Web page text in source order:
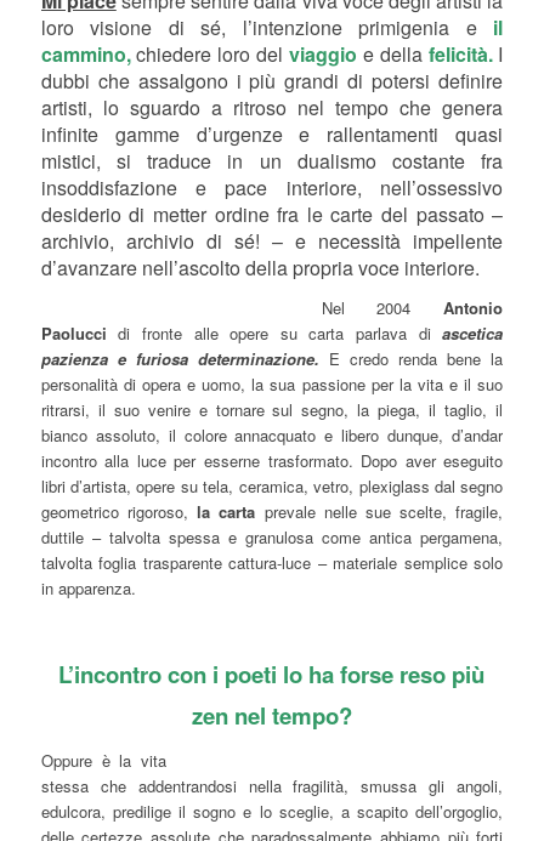
loro visione di sé, l’intenzione primigenia e il
cammino,chiedere loro del viaggio e della felicità. I
dubbi che assalgono i più grandi di potersi definire
artisti, lo sguardo a ritroso nel tempo che genera
infinite gamme d’urgenze e rallentamenti quasi
mistici, si traduce in un dualismo costante fra
insoddisfazione e pace interiore, nell’ossessivo
desiderio di metter ordine fra le carte del passato –
archivio, archivio di sé! – e necessità impellente
d’avanzare nell’ascolto della propria voce interiore.
Nel 2004Antonio
Paolucci di fronte alle opere su carta parlava diascetica
pazienza e furiosa determinazione. E credo renda bene la
personalità di opera e uomo, la sua passione per la vita e il suo
ritrarsi, il suo venire e tornare sul segno, la piega, il taglio, il
bianco assoluto, il colore annacquato e libero dunque, d’andar
incontro alla luce per esserne trasformato. Dopo aver eseguito
libri d’artista, opere su tela, ceramica, vetro, plexiglass dal segno
geometrico rigoroso, la carta prevale nelle sue scelte, fragile,
duttile – talvolta spessa e granulosa come antica pergamena,
talvolta foglia trasparente cattura-luce – materiale semplice solo
in apparenza.
L’incontro con i poeti lo ha forse reso più
zen nel tempo?
Oppure è la vita
stessa che addentrandosi nella fragilità, smussa gli angoli,
edulcora, predilige il sogno e lo sceglie, a scapito dell’orgoglio,